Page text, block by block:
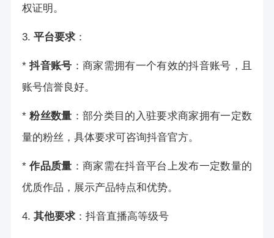
权证明。
3. 平台要求：
*抖音账号 ：商家需拥有一个有效的抖音账号，且
账号信誉良好。
*粉丝数量 ：部分类目的入驻要求商家拥有一定数
量的粉丝，具体要求可咨询抖音官方。
*作品质量 ：商家需在抖音平台上发布一定数量的
优质作品，展示产品特点和优势。
4. 其他要求： 抖音直播高等级号